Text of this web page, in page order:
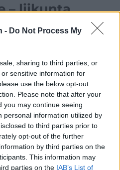
- Do Not Process My
sharing to third parties, or
sensitive information for
use the below opt-out
Please note that after your
you may continue seeing
personal information utilized by
to third parties prior to
opt-out of the further
by third parties on the
This information may
parties on the IAB’s List of
– liikunta,
kuin muutkin työntekijät
on vain hänet. Se on